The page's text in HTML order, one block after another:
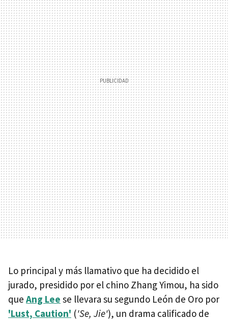
Lo principal y más llamativo que ha decidido el
jurado, presidido por el chino Zhang Yimou, ha sido
que Ang Lee se llevara su segundo León de Oro por
'Lust, Caution' ('Se, Jie'), un drama calificado de